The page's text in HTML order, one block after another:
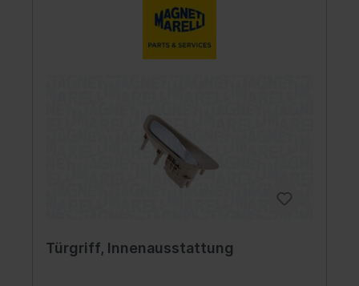
Türgriff, Innenausstattung